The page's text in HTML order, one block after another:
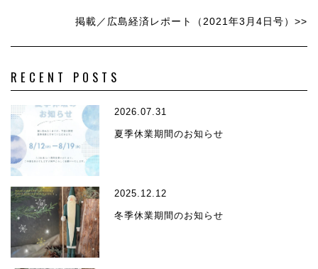
掲載／広島経済レポート（2021年3月4日号）>>
RECENT POSTS
2026.07.31
夏季休業期間のお知らせ
2025.12.12
冬季休業期間のお知らせ